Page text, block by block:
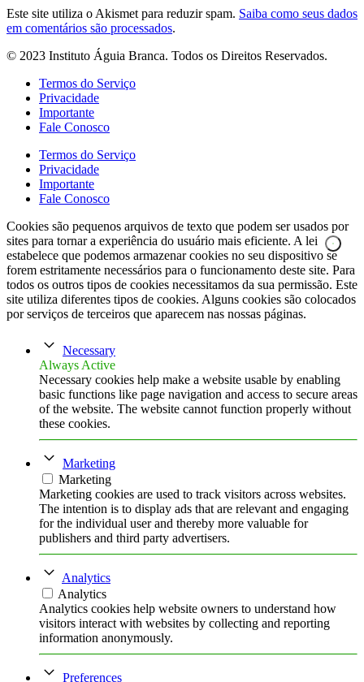
Este site utiliza o Akismet para reduzir spam. Saiba como seus dados
em comentários são processados.
© 2023 Instituto Águia Branca. Todos os Direitos Reservados.
Termos do Serviço
Privacidade
Importante
Fale Conosco
Termos do Serviço
Privacidade
Importante
Fale Conosco
Cookies são pequenos arquivos de texto que podem ser usados por
sites para tornar a experiência do usuário mais eficiente. A lei
estabelece que podemos armazenar cookies no seu dispositivo se
forem estritamente necessários para o funcionamento deste site. Para
todos os outros tipos de cookies necessitamos da sua permissão. Este
site utiliza diferentes tipos de cookies. Alguns cookies são colocados
por serviços de terceiros que aparecem nas nossas páginas.
Necessary
Always Active
Necessary cookies help make a website usable by enabling
basic functions like page navigation and access to secure areas
of the website. The website cannot function properly without
these cookies.
Marketing
Marketing
Marketing cookies are used to track visitors across websites.
The intention is to display ads that are relevant and engaging
for the individual user and thereby more valuable for
publishers and third party advertisers.
Analytics
Analytics
Analytics cookies help website owners to understand how
visitors interact with websites by collecting and reporting
information anonymously.
Preferences